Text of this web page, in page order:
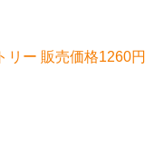
リー 販売価格1260円